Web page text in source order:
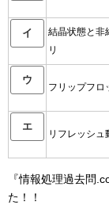
イ
結晶状態と非
リ
ウ
フリップフロ
エ
リフレッシュ
『情報処理過去問
た！！